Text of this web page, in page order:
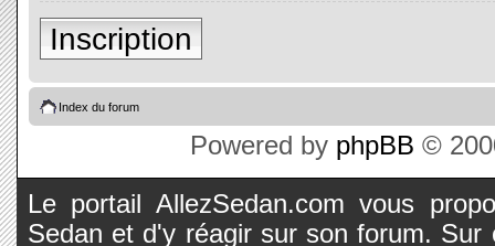
Inscription
Index du forum
Powered by phpBB ©
Le portail AllezSedan.com vous
Sedan et d'y réagir sur son forum.